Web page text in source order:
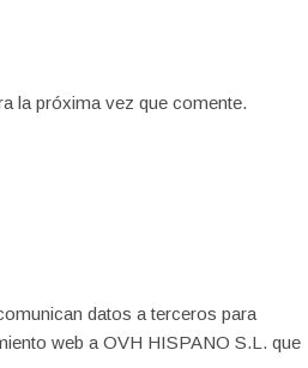
la próxima vez que comente.
datos a terceros para
web a OVH HISPANO S.L. que